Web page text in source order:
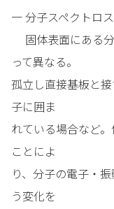
一 分子スペクトロ
固体表面にある
って異なる。
孤立し直接基板と
子に囲ま
れている場合など
ことによ
り、分子の電子・
う変化を